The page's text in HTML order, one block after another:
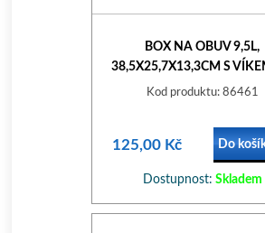
BOX NA OBUV 9,5L,
38,5X25,7X13,3CM S
TRA
Kod produktu: 86461
125,00 Kč Do
Dostupnost: Skladem